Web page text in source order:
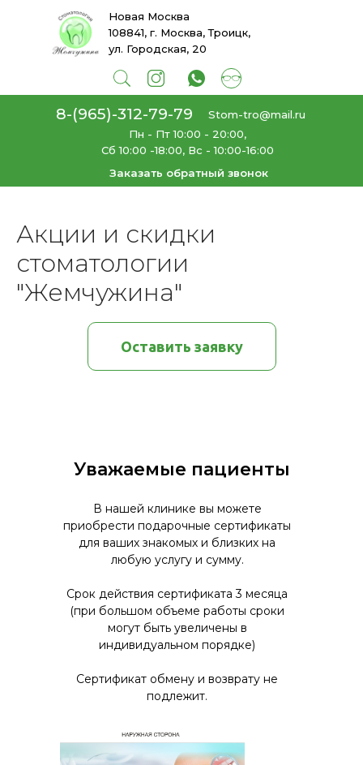
8-(965)-312-79-79
Заказать обратный звонок
Пн - Пт 10:00 - 20:00,
Сб 10:00 -18:00, Вс - 10:00-16:00
Stom-tro@mail.ru
Новая Москва
108841, г. Москва, Троицк,
ул. Городская, 20
Программа лояльности (акции, скидки)
Акции и скидки
стоматологии
"Жемчужина"
Оставить заявку
Уважаемые пациенты
В нашей клинике вы можете
приобрести подарочные сертификаты
для ваших знакомых и близких на
любую услугу и сумму.
Срок действия сертификата 3 месяца
(при большом объеме работы сроки
могут быть увеличены в
индивидуальном порядке)
Сертификат обмену и возврату не
подлежит.